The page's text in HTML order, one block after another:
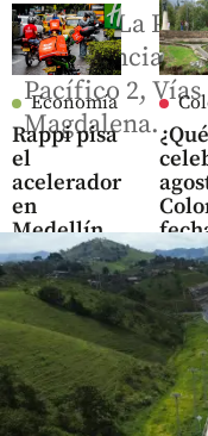
Economía
Rappi pisa
el
acelerador
en
Medellín,
ya suma
400.000
pedidos
semanales
y 4.500
negocios
share
share
La Ceja-La
Providencia
Pacífico 2,
Magdalena.